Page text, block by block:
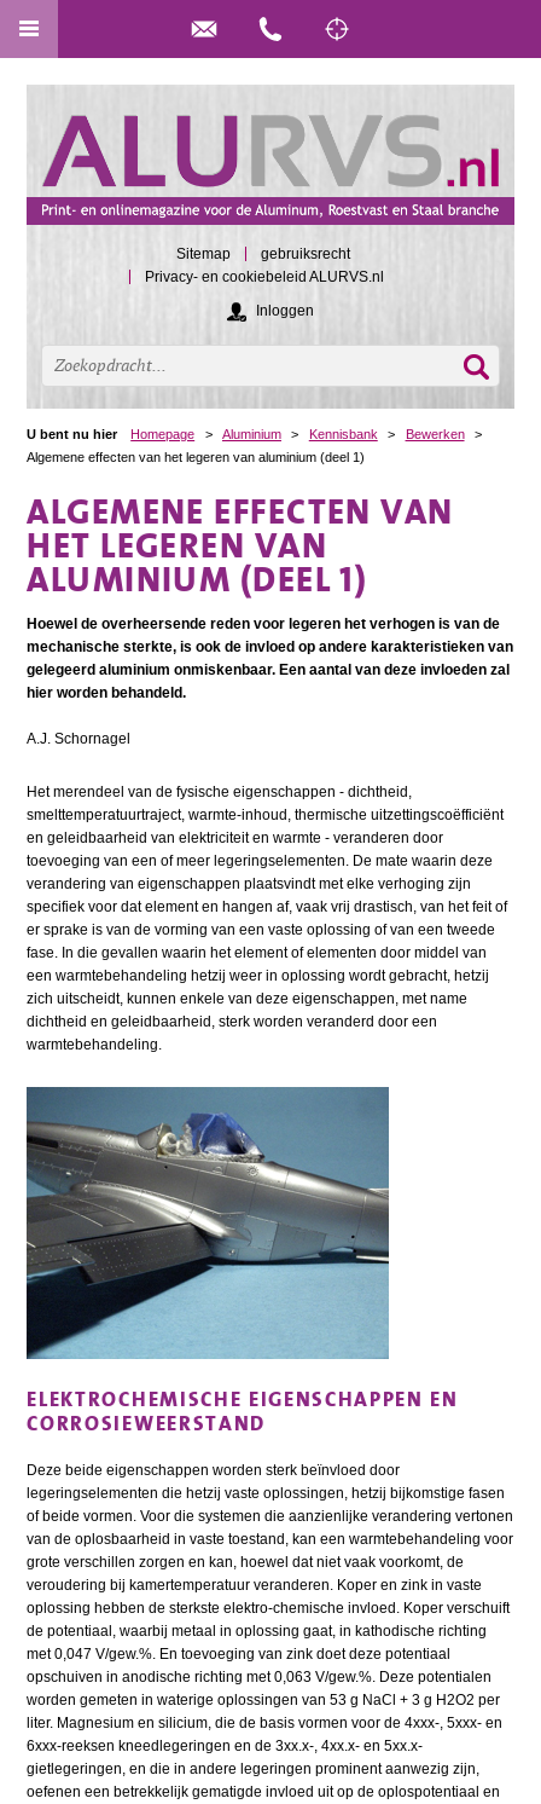
Sitemap
gebruiksrecht
Privacy- en cookiebeleid ALURVS.nl
Inloggen
U bent nu hier Homepage > Aluminium > Kennisbank > Bewerken
>
Algemene effecten van het legeren van aluminium (deel 1)
ALGEMENE EFFECTEN VAN
HET LEGEREN VAN
ALUMINIUM (DEEL 1)
Hoewel de overheersende reden voor legeren het verhogen is van de
mechanische sterkte, is ook de invloed op andere karakteristieken van
gelegeerd aluminium onmiskenbaar. Een aantal van deze invloeden zal
hier worden behandeld.
A.J. Schornagel
Het merendeel van de fysische eigenschappen - dichtheid,
smelttemperatuurtraject, warmte-inhoud, thermische uitzettingscoëfficiënt
en geleidbaarheid van elektriciteit en warmte - veranderen door
toevoeging van een of meer legeringselementen. De mate waarin deze
verandering van eigenschappen plaatsvindt met elke verhoging zijn
specifiek voor dat element en hangen af, vaak vrij drastisch, van het feit of
er sprake is van de vorming van een vaste oplossing of van een tweede
fase. In die gevallen waarin het element of elementen door middel van
een warmtebehandeling hetzij weer in oplossing wordt gebracht, hetzij
zich uitscheidt, kunnen enkele van deze eigenschappen, met name
dichtheid en geleidbaarheid, sterk worden veranderd door een
warmtebehandeling.
ELEKTROCHEMISCHE EIGENSCHAPPEN EN
CORROSIEWEERSTAND
Deze beide eigenschappen worden sterk beïnvloed door
legeringselementen die hetzij vaste oplossingen, hetzij bijkomstige fasen
of beide vormen. Voor die systemen die aanzienlijke verandering vertonen
van de oplosbaarheid in vaste toestand, kan een warmtebehandeling voor
grote verschillen zorgen en kan, hoewel dat niet vaak voorkomt, de
veroudering bij kamertemperatuur veranderen. Koper en zink in vaste
oplossing hebben de sterkste elektro-chemische invloed. Koper verschuift
de potentiaal, waarbij metaal in oplossing gaat, in kathodische richting
met 0,047 V/gew.%. En toevoeging van zink doet deze potentiaal
opschuiven in anodische richting met 0,063 V/gew.%. Deze potentialen
worden gemeten in waterige oplossingen van 53 g NaCl + 3 g H2O2 per
liter. Magnesium en silicium, die de basis vormen voor de 4xxx-, 5xxx- en
6xxx-reeksen kneedlegeringen en de 3xx.x-, 4xx.x- en 5xx.x-
gietlegeringen, en die in andere legeringen prominent aanwezig zijn,
oefenen een betrekkelijk gematigde invloed uit op de oplospotentiaal en